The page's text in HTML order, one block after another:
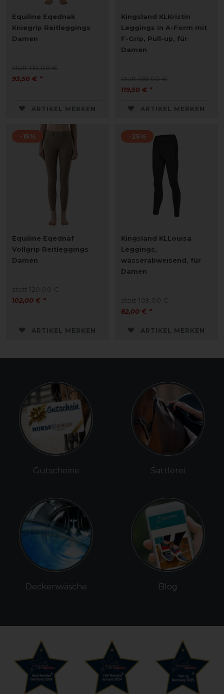
Equiline Eqednak
Kniegrip Reitleggings
Damen
statt 110,00 €
93,50 € *
ARTIKEL MERKEN
Kingsland KLKristin
Leggings in A-Form mit
F-Grip, Pull-up, für
Damen
statt 159,00 €
119,50 € *
ARTIKEL MERKEN
-15%
Equiline Eqednaf
Vollgrip Reitleggings
Damen
statt 120,00 €
102,00 € *
ARTIKEL MERKEN
-25%
Kingsland KLLouisa
Leggings,
wasserabweisend, für
Damen
statt 109,00 €
82,00 € *
ARTIKEL MERKEN
Gutscheine
Deckenwäsche
Sattlerei
Blog